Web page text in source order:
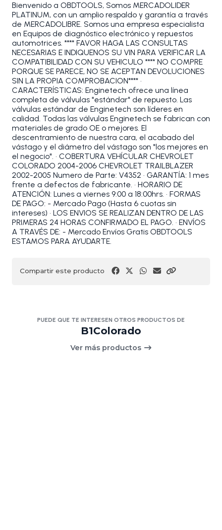
Bienvenido a OBDTOOLS, Somos MERCADOLIDER
PLATINUM, con un amplio respaldo y garantía a través
de MERCADOLIBRE. Somos una empresa especialista
en Equipos de diagnóstico electrónico y repuestos
automotrices. **** FAVOR HAGA LAS CONSULTAS
NECESARIAS E INDIQUENOS SU VIN PARA VERIFICAR LA
COMPATIBILIDAD CON SU VEHICULO **** NO COMPRE
PORQUE SE PARECE, NO SE ACEPTAN DEVOLUCIONES
SIN LA PROPIA COMPROBACION**** •
CARACTERÍSTICAS: Enginetech ofrece una línea
completa de válvulas "estándar" de repuesto. Las
válvulas estándar de Enginetech son líderes en
calidad. Todas las válvulas Enginetech se fabrican con
materiales de grado OE o mejores. El
descentramiento de nuestra cara, el acabado del
vástago y el diámetro del vástago son "los mejores en
el negocio". • COBERTURA VEHÍCULAR CHEVROLET
COLORADO 2004-2006 CHEVROLET TRAILBLAZER
2002-2005 Numero de Parte: V4352 • GARANTÍA: 1 mes
frente a defectos de fabricante. • HORARIO DE
ATENCIÓN: Lunes a viernes 9:00 a 18:00hrs. • FORMAS
DE PAGO: - Mercado Pago (Hasta 6 cuotas sin
intereses) • LOS ENVIOS SE REALIZAN DENTRO DE LAS
PRIMERAS 24 HORAS CONFIRMADO EL PAGO. • ENVÍOS
A TRAVÉS DE: - Mercado Envíos Gratis OBDTOOLS
ESTAMOS PARA AYUDARTE.
Compartir este producto
PUEDE QUE TE INTERESEN OTROS PRODUCTOS DE
B1Colorado
Ver más productos